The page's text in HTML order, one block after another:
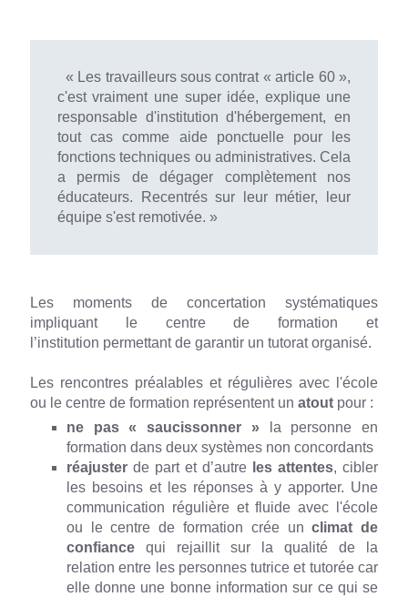
« Les travailleurs sous contrat « article 60 »,
c'est vraiment une super idée, explique une
responsable d'institution d'hébergement, en
tout cas comme aide ponctuelle pour les
fonctions techniques ou administratives. Cela
a permis de dégager complètement nos
éducateurs. Recentrés sur leur métier, leur
équipe s'est remotivée. »
Les moments de concertation systématiques
impliquant le centre de formation et
l’institution permettant de garantir un tutorat organisé.
Les rencontres préalables et régulières avec l'école
ou le centre de formation représentent un atout pour :
ne pas « saucissonner »
la personne en
formation dans deux systèmes non concordants
réajuster de part et d’autre les attentes, cibler
les besoins et les réponses à y apporter. Une
communication régulière et fluide avec l'école
ou le centre de formation crée un climat de
confiance
qui rejaillit sur la qualité de la
relation entre les personnes tutrice et tutorée car
elle donne une bonne information sur ce qui se